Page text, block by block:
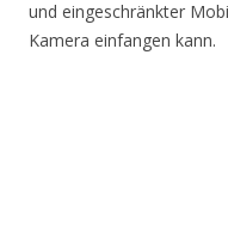
und eingeschränkter
Kamera einfangen kann.